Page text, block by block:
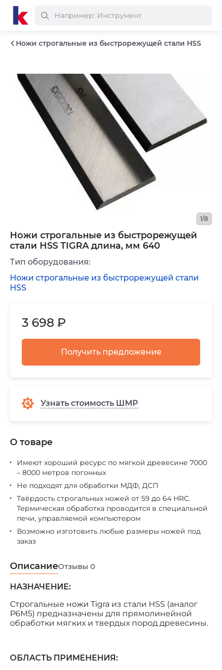
Ножи строгальные из быстрорежущей стали HSS
Ножи строгальные из быстрорежущей
стали HSS TIGRA длина, мм 640
1/8
3 698 ₽
Получить предложение
Узнать стоимость ШМР
Тип оборудования:
Ножи строгальные из быстрорежущей стали
HSS
Имеют хороший ресурс по мягкой древесине 7000
– 8000 метров погонных
Не подходят для обработки МДФ, ДСП
Твёрдость строгальных ножей от 59 до 64 HRC.
Термическая обработка проводится в специальной
печи, управляемой компьютером
Возможно изготовить любые размеры ножей под
заказ
О товаре
ОписаниеОтзывы 0
НАЗНАЧЕНИЕ:
Строгальные ножи Tigra из стали HSS (аналог
Р6М5) предназначены для прямолинейной
обработки мягких и твердых пород древесины.
ОБЛАСТЬ ПРИМЕНЕНИЯ: